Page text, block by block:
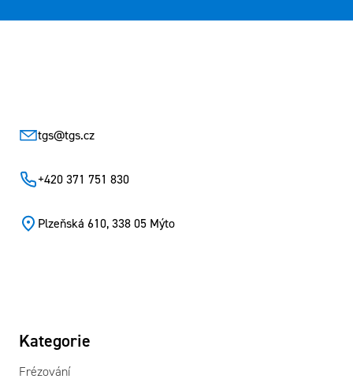
tgs@tgs.cz
+420 371 751 830
Plzeňská 610, 338 05 Mýto
Kategorie
Frézování